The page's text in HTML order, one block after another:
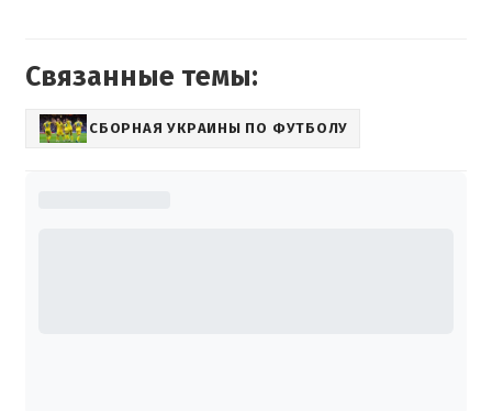
Связанные темы:
СБОРНАЯ УКРАИНЫ ПО ФУТБОЛУ